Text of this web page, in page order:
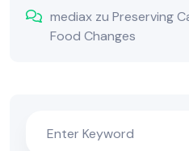
mediax zu Preserving
Food Changes